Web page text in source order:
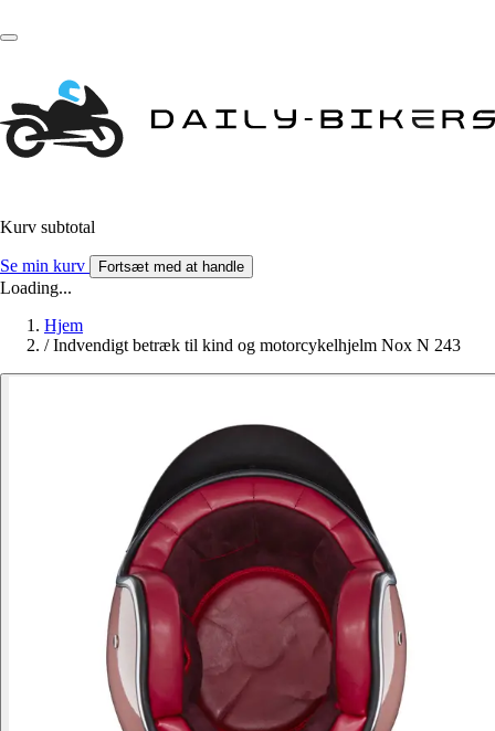
Kurv subtotal
Se min kurv Fortsæt med at handle
Loading...
Hjem
/ Indvendigt betræk til kind og motorcykelhjelm Nox N 243